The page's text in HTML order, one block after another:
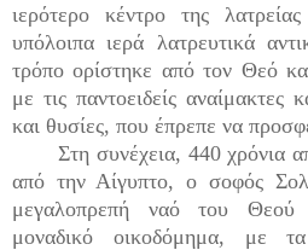
ιερότερο κέντρο της
υπόλοιπα ιερά λατρευτικά
τρόπο ορίστηκε από τον Θεό
με τις παντοειδείς αναίμακτες
και θυσίες, που έπρεπε να
Στη συνέχεια, 440 χρόνια
από την Αίγυπτο, ο σοφός
μεγαλοπρεπή ναό του Θεού
μοναδικό οικοδόμημα, με